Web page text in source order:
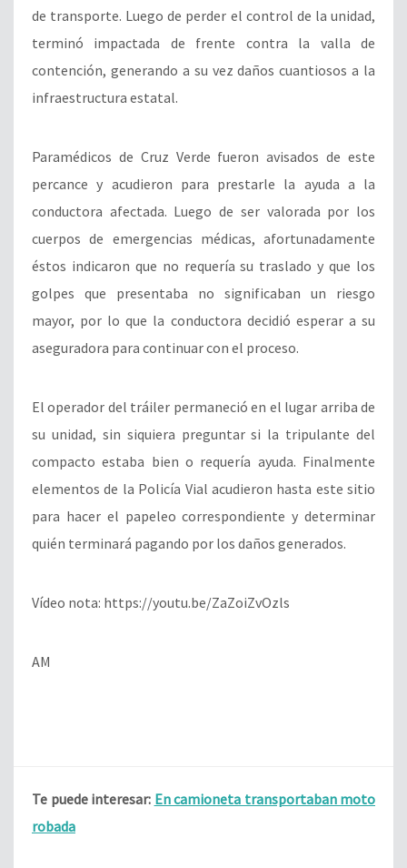
de transporte. Luego de perder el control de la unidad,
terminó impactada de frente contra la valla de
contención, generando a su vez daños cuantiosos a la
infraestructura estatal.
Paramédicos de Cruz Verde fueron avisados de este
percance y acudieron para prestarle la ayuda a la
conductora afectada. Luego de ser valorada por los
cuerpos de emergencias médicas, afortunadamente
éstos indicaron que no requería su traslado y que los
golpes que presentaba no significaban un riesgo
mayor, por lo que la conductora decidió esperar a su
aseguradora para continuar con el proceso.
El operador del tráiler permaneció en el lugar arriba de
su unidad, sin siquiera preguntar si la tripulante del
compacto estaba bien o requería ayuda. Finalmente
elementos de la Policía Vial acudieron hasta este sitio
para hacer el papeleo correspondiente y determinar
quién terminará pagando por los daños generados.
Vídeo nota: https://youtu.be/ZaZoiZvOzls
AM
Te puede interesar: En camioneta transportaban moto
robada